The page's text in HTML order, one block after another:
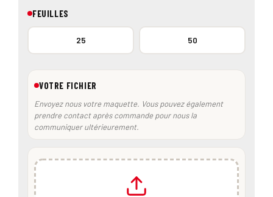
FEUILLES
25 50
VOTRE FICHIER
Envoyez nous votre maquette. Vous pouvez également
prendre contact après commande pour nous la
communiquer ultérieurement.